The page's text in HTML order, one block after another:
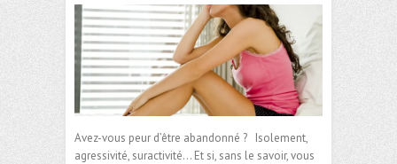
Avez-vous peur d’être abandonné ? Isolement,
agressivité, suractivité… Et si, sans le savoir, vous